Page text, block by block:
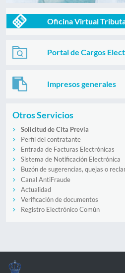
Oficina Virtual
Portal de Cargos
Impresos generales
Otros Servicios
Solicitud de Cita Previa
Perfil del contratante
Entrada de Facturas Electrónicas
Sistema de Notificación Electrónica
Buzón de sugerencias, quejas o
Canal AntiFraude
Actualidad
Verificación de documentos
Registro Electrónico Común